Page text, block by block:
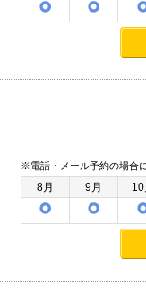
※電話・メール予約の場合
8月 9月 10